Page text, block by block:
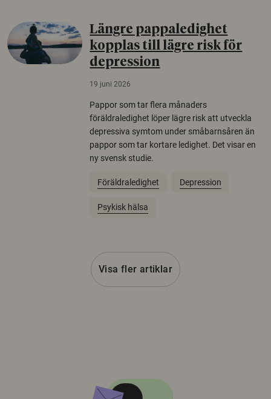
Längre pappaledighet
kopplas till lägre risk för
depression
19 juni 2026
Pappor som tar flera månaders
föräldraledighet löper lägre risk att utveckla
depressiva symtom under småbarnsåren än
pappor som tar kortare ledighet. Det visar en
ny svensk studie.
Föräldraledighet Depression
Psykisk hälsa
Visa fler artiklar